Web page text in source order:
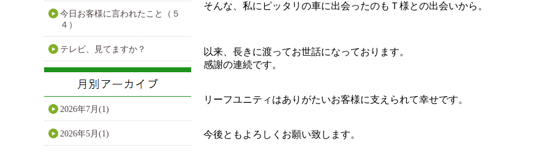
そんな、私にピッタリの車に出会ったのもＴ様との出会いから。
以来、長きに渡ってお世話になっております。
感謝の連続です。
リーフユニティはありがたいお客様に支えられて幸せです。
今後ともよろしくお願い致します。
今日お客様に言われたこと（５
４）
テレビ、見てますか？
2026年7月(1)
2026年5月(1)